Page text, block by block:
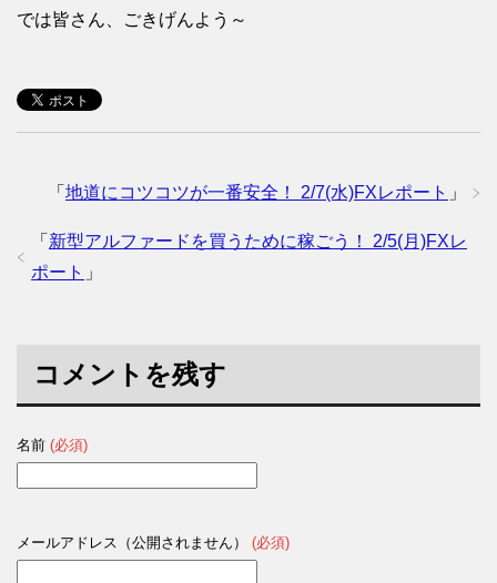
では皆さん、ごきげんよう～
「 地道にコツコツが一番安全！ 2/7(水)FXレポート 」
「 新型アルファードを買うために稼ごう！ 2/5(月)FXレ
ポート 」
コメントを残す
名前 (必須)
メールアドレス（公開されません） (必須)